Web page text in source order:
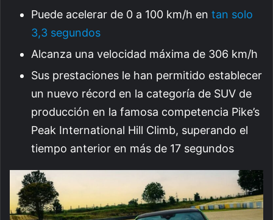
Puede acelerar de 0 a 100 km/h en tan solo
3,3 segundos
Alcanza una velocidad máxima de 306 km/h
Sus prestaciones le han permitido establecer
un nuevo récord en la categoría de SUV de
producción en la famosa competencia Pike’s
Peak International Hill Climb, superando el
tiempo anterior en más de 17 segundos